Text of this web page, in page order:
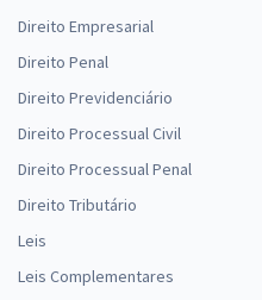
Direito Empresarial
Direito Penal
Direito Previdenciário
Direito Processual Civil
Direito Processual Penal
Direito Tributário
Leis
Leis Complementares